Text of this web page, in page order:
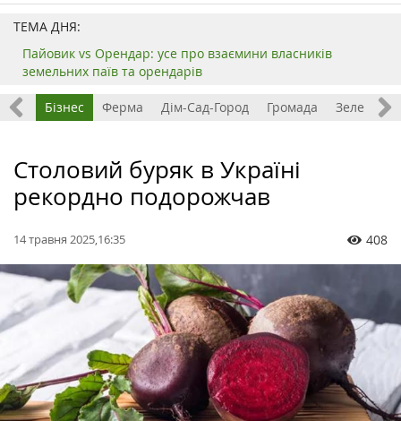
ТЕМА ДНЯ:
Пайовик vs Орендар: усе про взаємини власників
земельних паїв та орендарів
Бізнес Ферма Дім-Сад-Город Громада Зелений
Столовий буряк в Україні
рекордно подорожчав
14 травня 2025,16:35 408